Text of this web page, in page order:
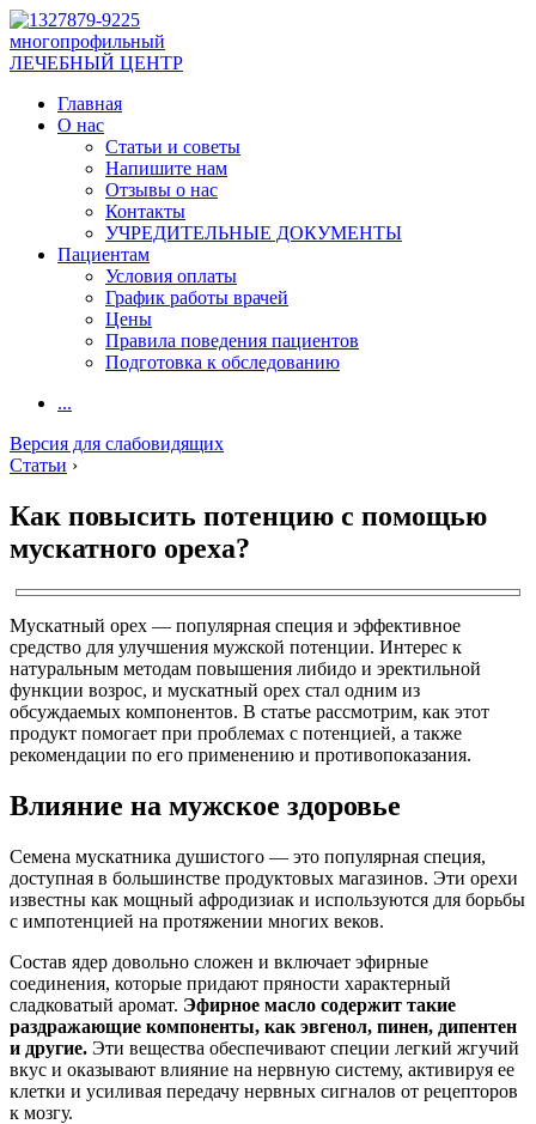
многопрофильный
ЛЕЧЕБНЫЙ ЦЕНТР
Главная
О нас
Статьи и советы
Напишите нам
Отзывы о нас
Контакты
УЧРЕДИТЕЛЬНЫЕ ДОКУМЕНТЫ
Пациентам
Условия оплаты
График работы врачей
Цены
Правила поведения пациентов
Подготовка к обследованию
...
Версия для слабовидящих
Статьи ›
Как повысить потенцию с помощью
мускатного ореха?
Мускатный орех — популярная специя и эффективное
средство для улучшения мужской потенции. Интерес к
натуральным методам повышения либидо и эректильной
функции возрос, и мускатный орех стал одним из
обсуждаемых компонентов. В статье рассмотрим, как этот
продукт помогает при проблемах с потенцией, а также
рекомендации по его применению и противопоказания.
Влияние на мужское здоровье
Семена мускатника душистого — это популярная специя,
доступная в большинстве продуктовых магазинов. Эти орехи
известны как мощный афродизиак и используются для борьбы
с импотенцией на протяжении многих веков.
Состав ядер довольно сложен и включает эфирные
соединения, которые придают пряности характерный
сладковатый аромат. Эфирное масло содержит такие
раздражающие компоненты, как эвгенол, пинен, дипентен
и другие. Эти вещества обеспечивают специи легкий жгучий
вкус и оказывают влияние на нервную систему, активируя ее
клетки и усиливая передачу нервных сигналов от рецепторов
к мозгу.